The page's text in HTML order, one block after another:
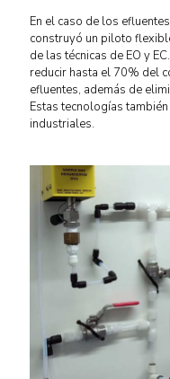
En el caso de los
construyó un piloto
de las técnicas de EO y
reducir hasta el 70% del
efluentes, además de
Estas tecnologías
industriales.